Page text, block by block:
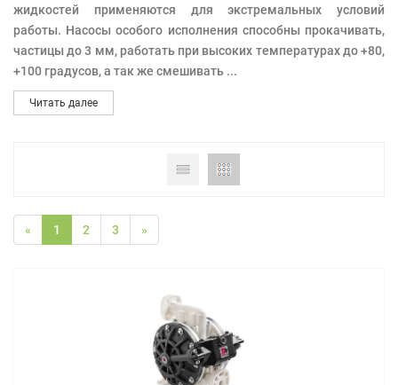
жидкостей применяются для экстремальных условий
работы. Насосы особого исполнения способны прокачивать,
частицы до 3 мм, работать при высоких температурах до +80,
+100 градусов, а так же смешивать ...
Читать далее
« 1 2 3 »